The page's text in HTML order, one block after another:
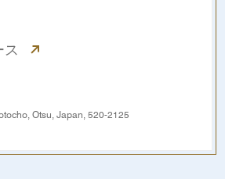
ス
Otsu, Japan, 520-2125